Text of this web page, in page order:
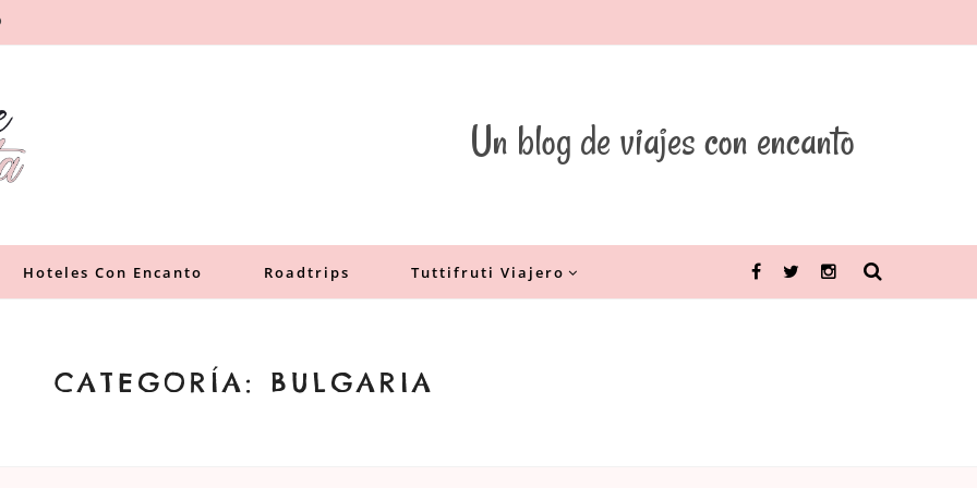
Un blog de viajes con encanto
Hoteles Con Encanto Roadtrips Tuttifruti Viajero FacebookTwitter Instagram
CATEGORÍA: BULGARIA